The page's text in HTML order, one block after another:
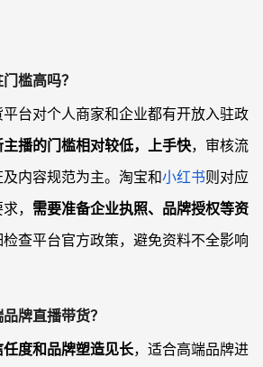
槛高吗？
台对个人商家和企业都有开放入驻政
播的门槛相对较低，上手快，审核流
内容规范为主。淘宝和小红书则对应
， 需要准备企业执照、品牌授权等资
查平台官方政策，避免资料不全影响
牌直播带货？
度和品牌塑造见长，适合高端品牌进